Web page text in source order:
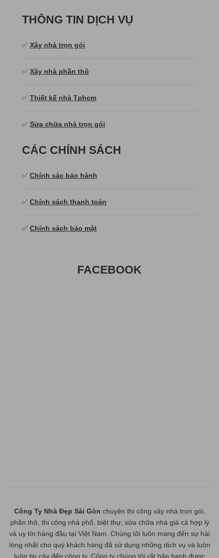
THÔNG TIN DỊCH VỤ
✅ Xây nhà trọn gói
✅ Xây nhà phần thô
✅ Thiết kế nhà Tphcm
✅ Sửa chữa nhà trọn gói
CÁC CHÍNH SÁCH
✅ Chính sác bảo hành
✅ Chính sách thanh toán
✅ Chính sách bảo mật
FACEBOOK
Công Ty Nhà Đẹp Sài Gòn chuyên thi công xây nhà trọn gói,
phần thô, thi công nhà phố, biệt thự, sửa chữa nhà giá cả hợp lý
và uy tín hàng đầu tại Việt Nam. Chúng tôi luôn mang đến sự hài
lòng nhất cho quý khách hàng đã sử dụng những dịch vụ và luôn
luôn tin cậy đến công ty. Công ty chúng tôi rất hân hạnh được